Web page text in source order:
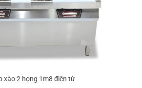
xào 2 họng 1m8 điện từ